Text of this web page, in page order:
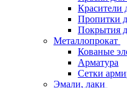
Красители
Пропитки
Покрытия
Металлопрокат
Кованые
Арматура
Сетки
Эмали, лаки